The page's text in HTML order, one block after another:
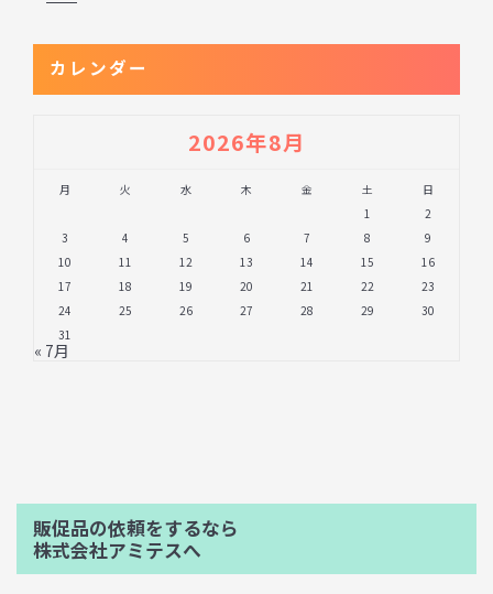
カレンダー
2026年8月
月 火 水 木 金 土
日
1
2
3
4 5 6 7 8
9
10
11 12 13 14 15
16
17
18 19 20 21 22
23
24
25 26 27 28 29
30
31
« 7月
販促品の依頼をするなら
株式会社アミテスへ